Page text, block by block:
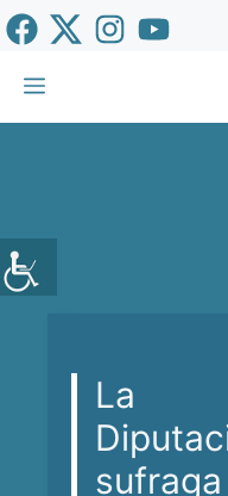
Vés
al
contingut
Menu
La